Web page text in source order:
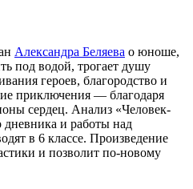
Александра Беляева о юноше,
под водой, трогает душу
героев, благородство и
приключения — благодаря
сердец. Анализ «Человек-
дневника и работы над
в 6 классе. Произведение
и позволит по-новому